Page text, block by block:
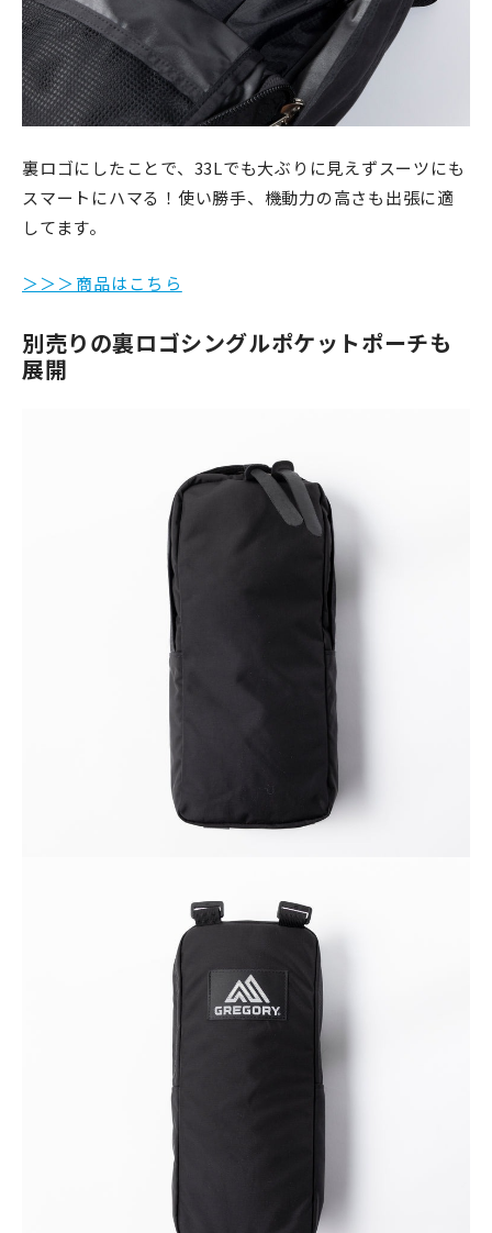
裏ロゴにしたことで、33Lでも大ぶりに見えずスーツにも
スマートにハマる！使い勝手、機動力の高さも出張に適
してます。
＞＞＞商品はこちら
別売りの裏ロゴシングルポケットポーチも
展開